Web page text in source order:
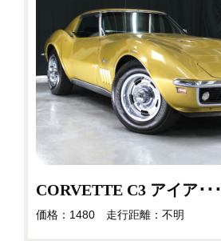
CORVETTE C3 アイア･･･
価格：1480 走行距離：不明